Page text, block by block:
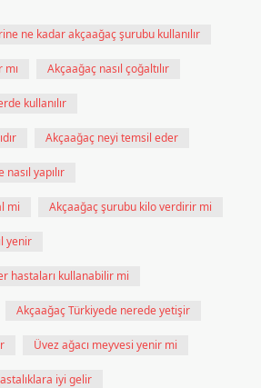
ne kadar akçaağaç şurubu kullanılır
Akçaağaç nasıl çoğaltılır
kullanılır
Akçaağaç neyi temsil eder
yapılır
mi Akçaağaç şurubu kilo verdirir mi
yenir
hastaları kullanabilir mi
Akçaağaç Türkiyede nerede yetişir
Üvez ağacı meyvesi yenir mi
iyi gelir